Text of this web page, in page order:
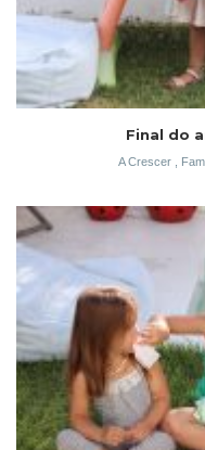
Final do
A Crescer,